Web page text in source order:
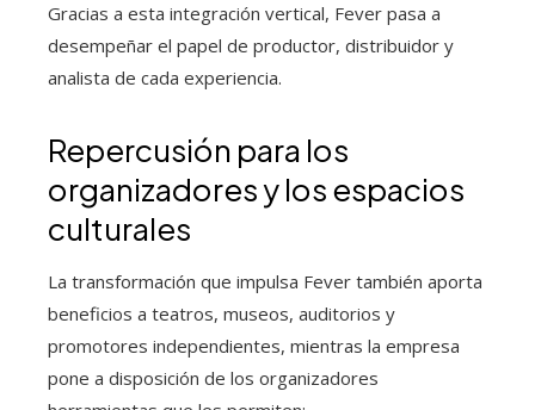
Gracias a esta integración vertical, Fever pasa a
desempeñar el papel de productor, distribuidor y
analista de cada experiencia.
Repercusión para los
organizadores y los espacios
culturales
La transformación que impulsa Fever también aporta
beneficios a teatros, museos, auditorios y
promotores independientes, mientras la empresa
pone a disposición de los organizadores